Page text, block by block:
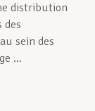
distribution
des
sein des
...